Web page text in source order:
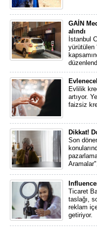
GAİN
alındı
İstanbul
yürütülen
Evlilik
artıyor.
faizsiz
Dikkat!
Son
Ticaret
taslağı,
reklam
getiriyor.